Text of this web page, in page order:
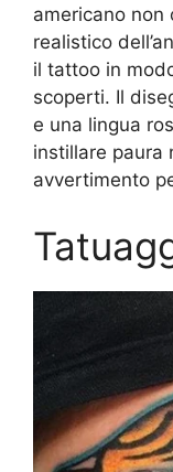
americano
realistico
il tattoo in
scoperti. Il
e una lingua
instillare paura
avvertimento